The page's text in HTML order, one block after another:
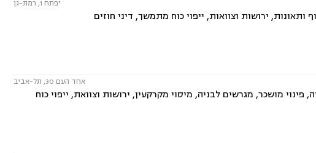
יפתח 1, רמת-גן
ירושות וצוואות, ייפוי כוח מתמשך, דיני חוזים
אחד העם 30, תל-אביב
מושכר, מגרשים לבניה, מיסוי מקרקעין, ירושות וצוואת, ייפוי כוח